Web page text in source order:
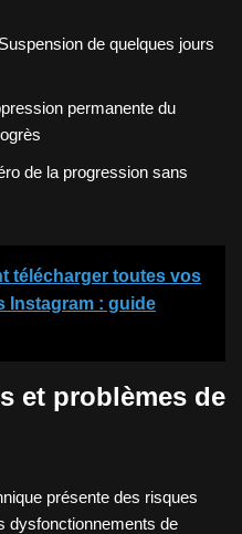
de quelques jours
permanente du
de la progression sans
télécharger toutes vos
Instagram : guide
et problèmes de
présente des risques
dysfonctionnements de